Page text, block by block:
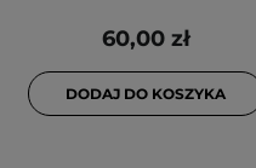
60,00 zł
DODAJ DO KOSZYKA